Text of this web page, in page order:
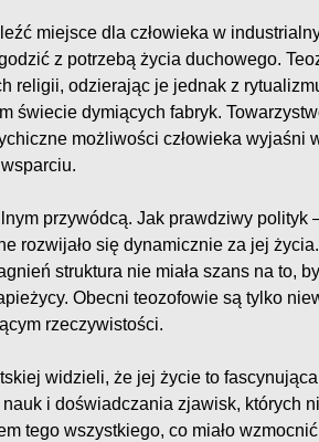
miejsce dla człowieka w
z potrzebą życia duchowego.
religii, odzierając je jednak z
świecie dymiących fabryk.
możliwości człowieka wyjaśni
przywódcą. Jak prawdziwy polityk
rozwijało się dynamicznie za jej
struktura nie miała szans na to,
Obecni teozofowie są tylko
rzeczywistości.
widzieli, że jej życie to
i doświadczania zjawisk, których
tego wszystkiego, co miało